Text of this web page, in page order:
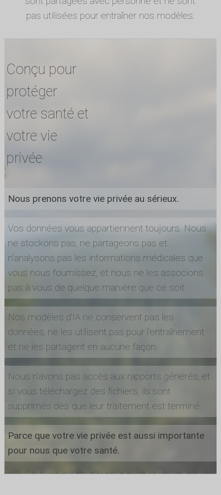
pas utilisées pour entraîner nos modèles.
Conçu pour
protéger
votre santé et
votre vie
privée
Nous prenons votre vie privée au sérieux.
Vos données vous appartiennent toujours. Nous
ne stockons pas, ne partageons pas et
n'analysons pas les informations médicales que
vous nous fournissez, et nous ne les associons
pas à vous de quelque manière que ce soit.
Nos modèles d'IA ne conservent pas les
données, ne les utilisent pas pour l'entraînement
et ne les partagent en aucune façon.
Nous n'avons pas accès aux rapports générés, et
si vous téléchargez des fichiers, ils sont
supprimés dès que leur traitement est terminé.
Parce que votre vie privée est aussi importante
pour nous que votre santé.